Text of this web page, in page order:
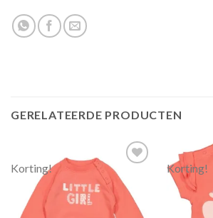
GERELATEERDE PRODUCTEN
Korting!
Toevoegen
Korting!